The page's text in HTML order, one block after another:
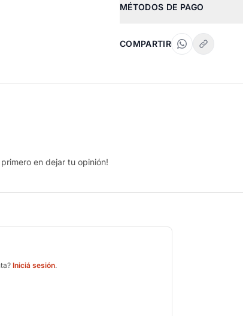
MÉTODOS DE PAGO
COMPARTIR
en dejar tu opinión!
Iniciá sesión.